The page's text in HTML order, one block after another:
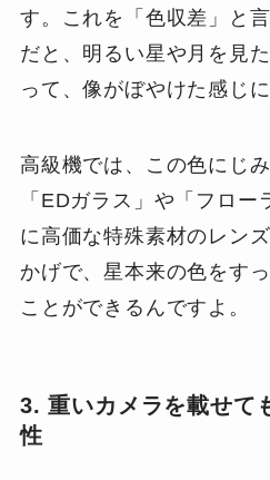
す。これを「色収差」と
だと、明るい星や月を見
って、像がぼやけた感じに
高級機では、この色にじ
「EDガラス」や「フロ
に高価な特殊素材のレン
かげで、星本来の色をす
ことができるんですよ。
3. 重いカメラを載せて
性